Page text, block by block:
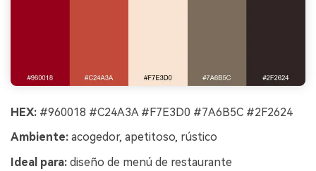
HEX: #960018 #C24A3A #F7E3D0 #7A6B5C #2F2624
Ambiente: acogedor, apetitoso, rústico
Ideal para: diseño de menú de restaurante